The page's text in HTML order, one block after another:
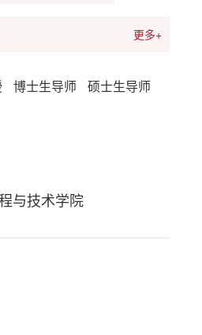
更多+
博士生导师 硕士生导师
与技术学院